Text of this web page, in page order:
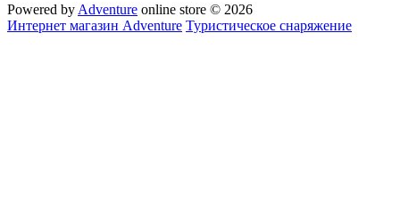
Powered by Adventure online store © 2026
Интернет магазин Adventure Туристическое снаряжение